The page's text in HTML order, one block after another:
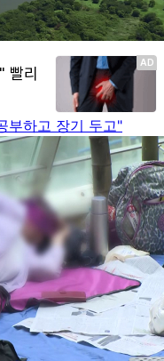
부하고 장기 두고"